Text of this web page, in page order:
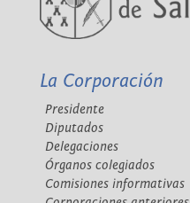
La Corporación
Presidente
Diputados
Delegaciones
Órganos colegiados
Comisiones informativas